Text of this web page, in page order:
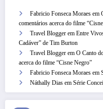
Fabricio Fonseca Moraes em
comentários acerca do filme
Travel Blogger em Entre
Cadáver” de Tim Burton
Travel Blogger em O Canto
acerca do filme “Cisne Negro”
Fabricio Fonseca Moraes em
Náthally Dias em Série